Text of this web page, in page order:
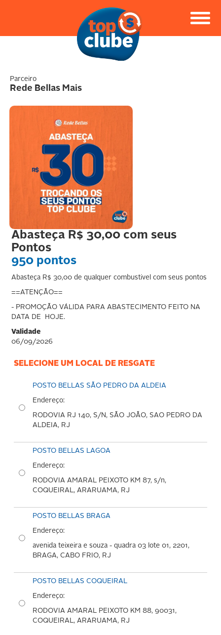
Parceiro
Rede Bellas Mais
Abasteça R$ 30,00 com seus
Pontos
950 pontos
Abasteça R$ 30,00 de qualquer combustivel com seus pontos
==ATENÇÃO==
- PROMOÇÃO VÁLIDA PARA ABASTECIMENTO FEITO NA
DATA DE HOJE.
Validade
06/09/2026
SELECIONE UM LOCAL DE RESGATE
POSTO BELLAS SÃO PEDRO DA ALDEIA
Endereço:
RODOVIA RJ 140, S/N, SÃO JOÃO, SAO PEDRO DA
ALDEIA, RJ
POSTO BELLAS LAGOA
Endereço:
RODOVIA AMARAL PEIXOTO KM 87, s/n,
COQUEIRAL, ARARUAMA, RJ
POSTO BELLAS BRAGA
Endereço:
avenida teixeira e souza - quadra 03 lote 01, 2201,
BRAGA, CABO FRIO, RJ
POSTO BELLAS COQUEIRAL
Endereço:
RODOVIA AMARAL PEIXOTO KM 88, 90031,
COQUEIRAL, ARARUAMA, RJ